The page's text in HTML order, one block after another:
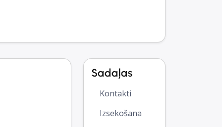
Sadaļas
Kontakti
Izsekošana